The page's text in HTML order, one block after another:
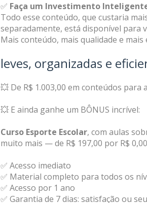
✅ Faça um Investimento
Todo esse conteúdo, que custaria
separadamente, está disponível para
Mais conteúdo, mais qualidade e mais
leves, organizadas e
💥 De R$ 1.003,00 em conteúdos
💥 E ainda ganhe um BÔNUS incrível:
Curso Esporte Escolar, com aulas
muito mais — de R$ 197,00 por R$
✅ Acesso imediato
✅ Material completo para todos os
✅ Acesso por 1 ano
✅ Garantia de 7 dias: satisfação ou